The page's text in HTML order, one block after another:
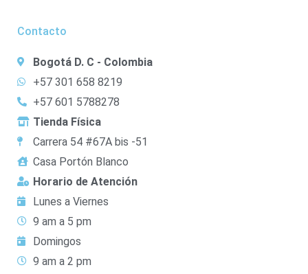
Contacto
Bogotá D. C - Colombia
+57 301 658 8219
+57 601 5788278
Tienda Física
Carrera 54 #67A bis -51
Casa Portón Blanco
Horario de Atención
Lunes a Viernes
9 am a 5 pm
Domingos
9 am a 2 pm